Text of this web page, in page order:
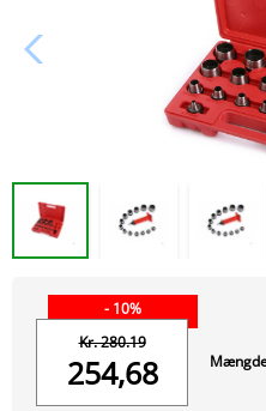
- 10%
Kr. 280.19
254,68